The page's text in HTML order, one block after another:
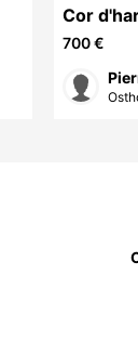
Cor
Fa/Sib
700 €